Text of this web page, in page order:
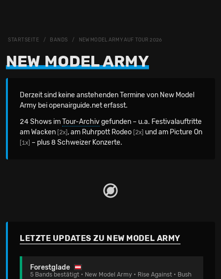
STARTSEITE BANDS NEW MODEL ARMY AUF TOUR 2026
NEW MODEL ARMY
Derzeit sind keine anstehenden Termine von New Model
Army bei openairguide.net erfasst.
24 Shows imTour-Archivgefunden – u.a. Festivalauftritte
am Wacken [2x] , am Ruhrpott Rodeo [2x] und am Picture On
[1x] – plus 8 Schweizer Konzerte.
LETZTE UPDATES ZU NEW MODEL ARMY
Forestglade
5 Bands bestätigt • New Model Army • Rise Against • Bush